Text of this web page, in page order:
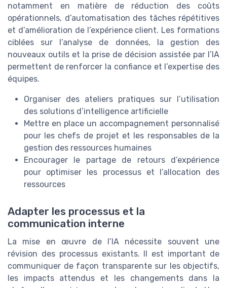
notamment en matière de réduction des coûts
opérationnels, d’automatisation des tâches répétitives
et d’amélioration de l’expérience client. Les formations
ciblées sur l’analyse de données, la gestion des
nouveaux outils et la prise de décision assistée par l’IA
permettent de renforcer la confiance et l’expertise des
équipes.
Organiser des ateliers pratiques sur l’utilisation
des solutions d’intelligence artificielle
Mettre en place un accompagnement personnalisé
pour les chefs de projet et les responsables de la
gestion des ressources humaines
Encourager le partage de retours d’expérience
pour optimiser les processus et l’allocation des
ressources
Adapter les processus et la
communication interne
La mise en œuvre de l’IA nécessite souvent une
révision des processus existants. Il est important de
communiquer de façon transparente sur les objectifs,
les impacts attendus et les changements dans la